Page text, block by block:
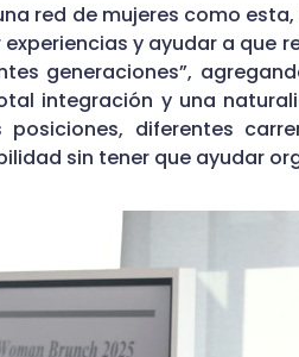
red de mujeres como
y ayudar a que
generaciones”,
integración y una
posiciones, diferentes
sin tener que ayudar